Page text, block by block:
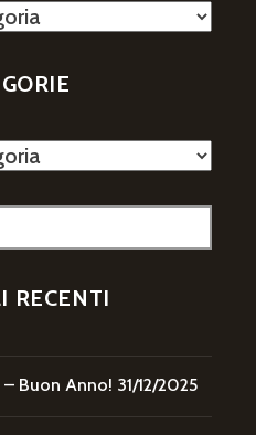
RECENTI
– Buon Anno! 31/12/2025